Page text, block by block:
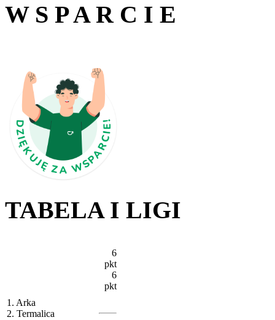
W S P A R C I E
TABELA I LIGI
1. Arka
2. Termalica
6
pkt
6
pkt